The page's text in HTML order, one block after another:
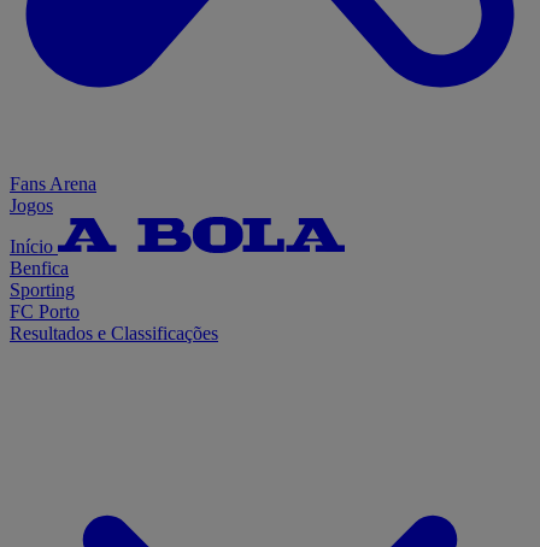
Fans Arena
Jogos
Início
Benfica
Sporting
FC Porto
Resultados e Classificações